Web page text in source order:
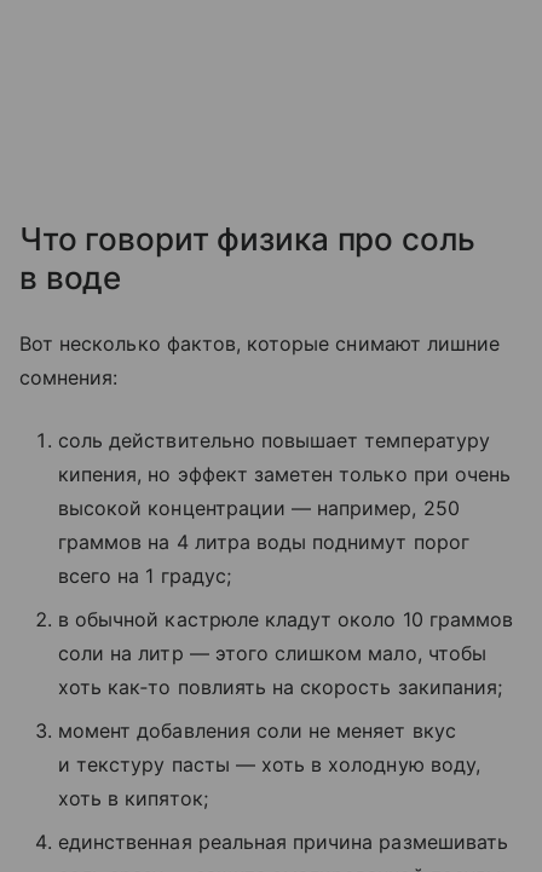
Что говорит физика про соль
в воде
Вот несколько фактов, которые снимают лишние
сомнения:
соль действительно повышает температуру
кипения, но эффект заметен только при очень
высокой концентрации — например, 250
граммов на 4 литра воды поднимут порог
всего на 1 градус;
в обычной кастрюле кладут около 10 граммов
соли на литр — этого слишком мало, чтобы
хоть как‑то повлиять на скорость закипания;
момент добавления соли не меняет вкус
и текстуру пасты — хоть в холодную воду,
хоть в кипяток;
единственная реальная причина размешивать